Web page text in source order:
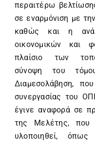
περαιτέρω
σε εναρμόνιση με
καθώς και η
οικονομικών και
πλαίσιο των
σύνοψη του
Διαμεσολάβηση,
συνεργασίας του
έγινε αναφορά σε
της Μελέτης, που
υλοποιηθεί,